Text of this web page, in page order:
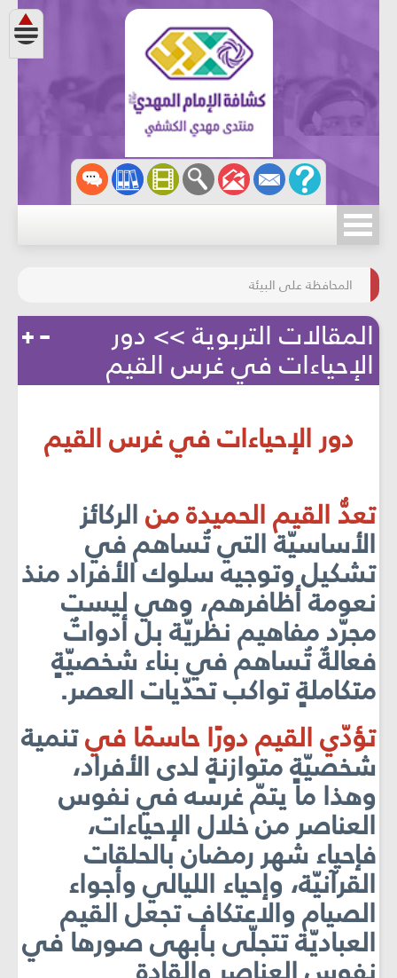
مسابقة الركب الحسينيّ
المحافظة على البيئة
المقالات التربوية >> دور
الإحياءات في غرس القيم
دور الإحياءات في غرس القيم
تعدُّ القيم الحميدة منالركائز
الأساسيّة التي تُساهم في
تشكيل وتوجيه سلوك الأفراد منذ
نعومة أظافرهم، وھي ليست
مجرّد مفاهيم نظريّة بل أدواتٌ
فعالةٌ تُساهم في بناء شخصيّةٍ
متكاملةٍ تواكب تحدّيات العصر.
تؤدّي القيم دورًا حاسمًا فيتنمية
شخصيّةٍ متوازنةٍ لدى الأفراد،
وھذا ما يتمّ غرسه في نفوس
العناصر من خلال الإحياءات،
فإحياء شھر رمضان بالحلقات
القرآنيّة، وإحياء الليالي وأجواء
الصيام والاعتكاف تجعل القيم
العباديّة تتجلّى بأبھى صورھا في